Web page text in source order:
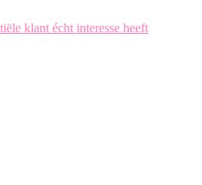
klant écht interesse heeft